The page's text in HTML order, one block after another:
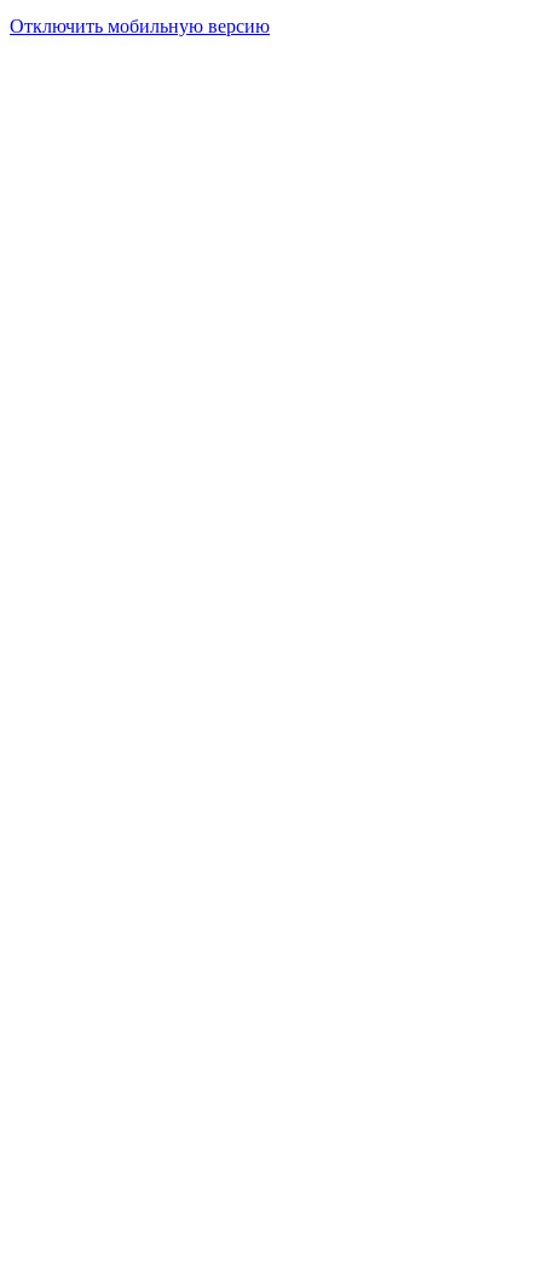
Отключить мобильную версию